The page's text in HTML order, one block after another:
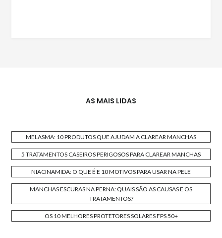
AS MAIS LIDAS
MELASMA: 10 PRODUTOS QUE AJUDAM A CLAREAR MANCHAS
5 TRATAMENTOS CASEIROS PERIGOSOS PARA CLAREAR MANCHAS
NIACINAMIDA: O QUE É E 10 MOTIVOS PARA USAR NA PELE
MANCHAS ESCURAS NA PERNA: QUAIS SÃO AS CAUSAS E OS
TRATAMENTOS?
OS 10 MELHORES PROTETORES SOLARES FPS 50+